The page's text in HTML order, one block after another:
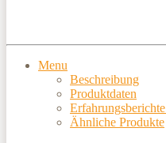
Menu
Beschreibung
Produktdaten
Erfahrungsberichte
Ähnliche Produkte